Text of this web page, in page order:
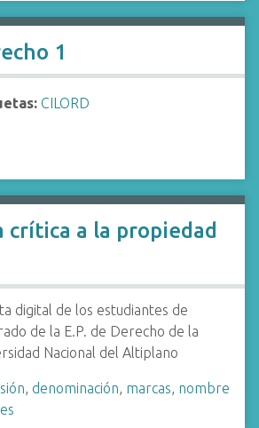
1
CILORD
crítica a la propiedad
digital de los estudiantes de
de la E.P. de Derecho de la
Nacional del Altiplano
, denominación, marcas, nombre